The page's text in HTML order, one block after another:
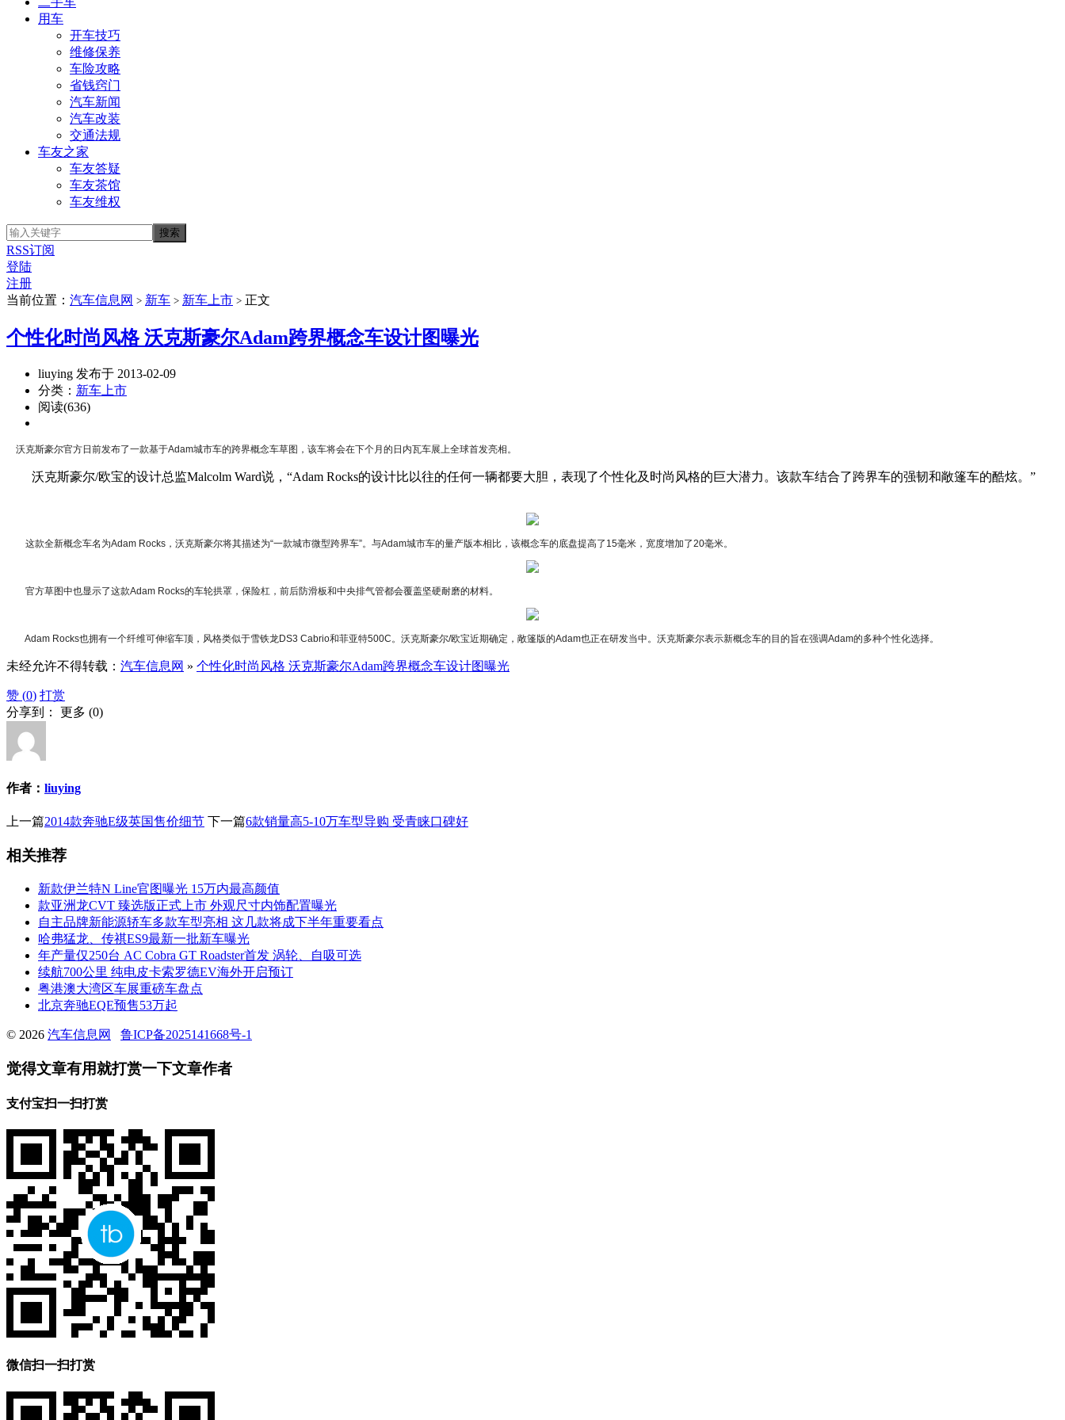
用车
开车技巧
维修保养
车险攻略
省钱窍门
汽车新闻
汽车改装
交通法规
车友之家
车友答疑
车友茶馆
车友维权
RSS订阅
登陆
注册
当前位置： 汽车信息网 > 新车 > 新车上市 > 正文
个性化时尚风格 沃克斯豪尔Adam跨界概念车设计图曝光
liuying 发布于 2013-02-09
分类： 新车上市
阅读(636)
沃克斯豪尔官方日前发布了一款基于Adam城市车的跨界概念车草图，该车将会在下个月的日内瓦车展上全球首发亮相。
沃克斯豪尔/欧宝的设计总监Malcolm Ward说，“Adam Rocks的设计比以往的任何一辆都要大胆，表现了个性化及时尚风格的巨大潜力。该款车结合了跨界车的强韧和敞篷车的酷炫。”
这款全新概念车名为Adam Rocks，沃克斯豪尔将其描述为“一款城市微型跨界车”。与Adam城市车的量产版本相比，该概念车的底盘提高了15毫米，宽度增加了20毫米。
官方草图中也显示了这款Adam Rocks的车轮拱罩，保险杠，前后防滑板和中央排气管都会覆盖坚硬耐磨的材料。
Adam Rocks也拥有一个纤维可伸缩车顶，风格类似于雪铁龙DS3 Cabrio和菲亚特500C。沃克斯豪尔/欧宝近期确定，敞篷版的Adam也正在研发当中。沃克斯豪尔表示新概念车的目的旨在强调Adam的多种个性化选择。
未经允许不得转载： 汽车信息网 » 个性化时尚风格 沃克斯豪尔Adam跨界概念车设计图曝光
赞 (0) 打赏
分享到： 更多 (0)
作者： liuying
上一篇2014款奔驰E级英国售价细节 下一篇6款销量高5-10万车型导购 受青睐口碑好
相关推荐
新款伊兰特N Line官图曝光 15万内最高颜值
款亚洲龙CVT 臻选版正式上市 外观尺寸内饰配置曝光
自主品牌新能源轿车多款车型亮相 这几款将成下半年重要看点
哈弗猛龙、传祺ES9最新一批新车曝光
年产量仅250台 AC Cobra GT Roadster首发 涡轮、自吸可选
续航700公里 纯电皮卡索罗德EV海外开启预订
粤港澳大湾区车展重磅车盘点
北京奔驰EQE预售53万起
© 2026 汽车信息网 鲁ICP备2025141668号-1
觉得文章有用就打赏一下文章作者
支付宝扫一扫打赏
微信扫一扫打赏